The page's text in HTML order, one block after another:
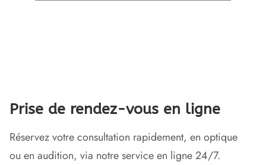
Prise de rendez-vous en ligne
Réservez votre consultation rapidement, en optique
ou en audition, via notre service en ligne 24/7.